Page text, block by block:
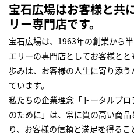
宝石広場はお客様と共
リー専門店です。
宝石広場は、1963年の創業から
エリーの専門店としてお客様と
歩みは、お客様の人生に寄り添
ています。
私たちの企業理念「トータルプ
のために」は、常に質の高い商
り、お客様の信頼と満足を得る